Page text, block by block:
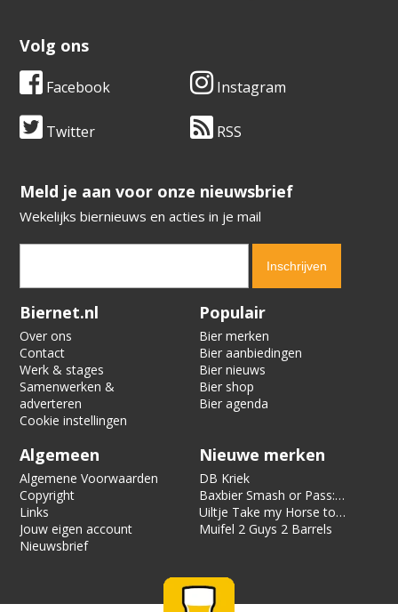
Volg ons
Facebook Instagram
Twitter RSS
​​​​​​​Meld je aan voor onze nieuwsbrief
Wekelijks biernieuws en acties in je mail
Verification code:
Biernet.nl
Over ons
Contact
Werk & stages
Samenwerken &
adverteren
Cookie instellingen
Populair
Bier merken
Bier aanbiedingen
Bier nieuws
Bier shop
Bier agenda
Algemeen
Algemene Voorwaarden
Copyright
Links
Jouw eigen account
Nieuwsbrief
Nieuwe merken
DB Kriek
Baxbier Smash or Pass:
Strata
Uiltje Take my Horse to
the Hotel Room
Muifel 2 Guys 2 Barrels